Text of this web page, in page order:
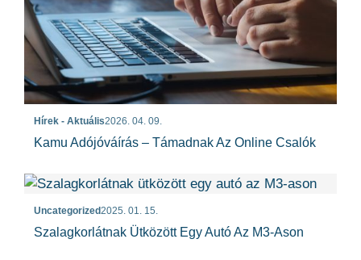
Hírek - Aktuális2026. 04. 09.
Kamu Adójóváírás – Támadnak Az Online Csalók
Uncategorized2025. 01. 15.
Szalagkorlátnak Ütközött Egy Autó Az M3-Ason